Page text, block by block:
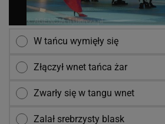
W tańcu wymięły się
Złączył wnet tańca żar
Zwarły się w tangu wnet
Zalał srebrzysty blask